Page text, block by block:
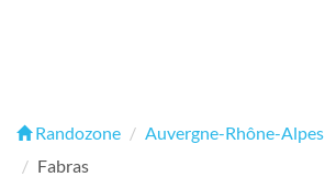
Randozone Auvergne-Rhône-Alpes
Fabras